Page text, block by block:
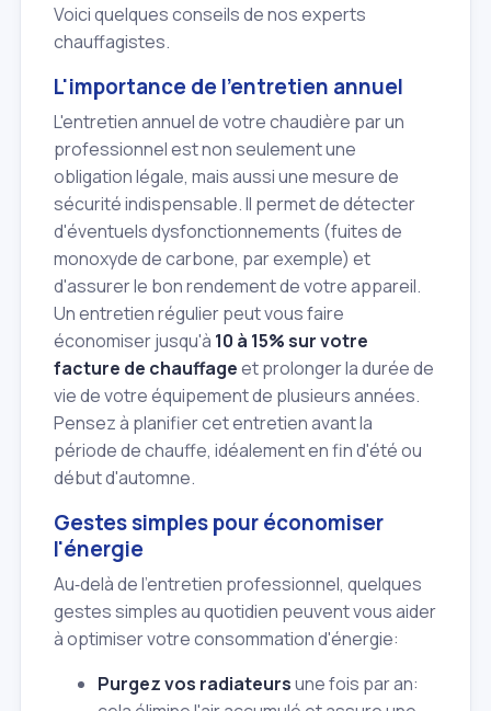
Voici quelques conseils de nos experts
chauffagistes.
L'importance de l'entretien annuel
L'entretien annuel de votre chaudière par un
professionnel est non seulement une
obligation légale, mais aussi une mesure de
sécurité indispensable. Il permet de détecter
d'éventuels dysfonctionnements (fuites de
monoxyde de carbone, par exemple) et
d'assurer le bon rendement de votre appareil.
Un entretien régulier peut vous faire
économiser jusqu'à 10 à 15% sur votre
facture de chauffageet prolonger la durée de
vie de votre équipement de plusieurs années.
Pensez à planifier cet entretien avant la
période de chauffe, idéalement en fin d'été ou
début d'automne.
Gestes simples pour économiser
l'énergie
Au‑delà de l'entretien professionnel, quelques
gestes simples au quotidien peuvent vous aider
à optimiser votre consommation d'énergie:
Purgez vos radiateursune fois par an: